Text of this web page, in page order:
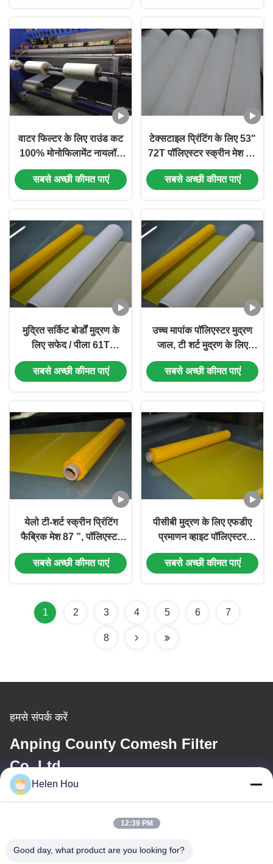
वाटर फिल्टर के लिए राउंड कट
100% मोनोफिलामेंट नायलॉन
फिल्टर स्क्रीन मेश डिस्क
सबसे अच्छी कीमत पाएं
टेक्सटाइल प्रिंटिंग के लिए 53"
72T पॉलिएस्टर स्क्रीन मेश 48
माइक्रोन
सबसे अच्छी कीमत पाएं
मुद्रित सर्किट बोर्डों मुद्रण के
लिए सफेद / पीला 61T
पॉलिएस्टर स्क्रीन मेष
सबसे अच्छी कीमत पाएं
उच्च मापांक पॉलिएस्टर मुद्रण
जाल, टी शर्ट मुद्रण के लिए
सिल्क स्क्रीन मेष
सबसे अच्छी कीमत पाएं
येलो टी-शर्ट स्क्रीन प्रिंटिंग
फैब्रिक मेश 87 ”, पॉलिएस्टर
प्रिंटिंग मेश हाई मॉडुलस
सबसे अच्छी कीमत पाएं
पीसीबी मुद्रण के लिए एफडीए
प्रमाणन व्हाइट पॉलिएस्टर
स्क्रीन प्रिंटिंग मेष
सबसे अच्छी कीमत पाएं
1 2 3 4 5 6 7
8
हमसे संपर्क करें
Anping County Comesh Filter
Co.,Ltd
ईमेल
info@comeshfilter.com
Helen Hou
12:39 PM
Good day, what product are you looking for?